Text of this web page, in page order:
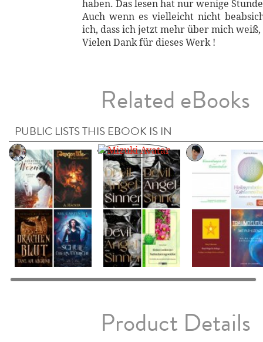
haben. Das lesen hat nur wenige
Auch wenn es vielleicht nicht
ich, dass ich jetzt mehr über mich weiß,
Vielen Dank für dieses Werk !
Related eBooks
PUBLIC LISTS THIS EBOOK IS IN
Product Details